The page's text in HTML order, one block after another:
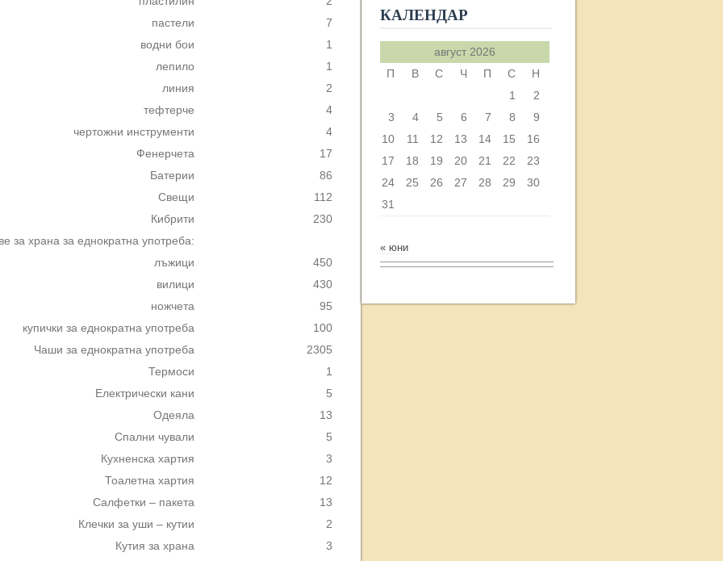
пастели
7
водни бои
1
лепило
1
линия
2
тефтерче
4
чертожни инструменти
4
Фенерчета
17
Батерии
86
Свещи
112
Кибрити
230
за храна за еднократна употреба:
лъжици
450
вилици
430
ножчета
95
купички за еднократна употреба
100
Чаши за еднократна употреба
2305
Термоси
1
Електрически кани
5
Одеяла
13
Спални чували
5
Кухненска хартия
3
Тоалетна хартия
12
Салфетки – пакета
13
Клечки за уши – кутии
2
Кутия за храна
3
КАЛЕНДАР
август 2026
П
В С Ч П С
Н
1
2
3
4 5 6 7 8
9
10
11 12 13 14 15
16
17
18 19 20 21 22
23
24
25 26 27 28 29
30
31
« юни